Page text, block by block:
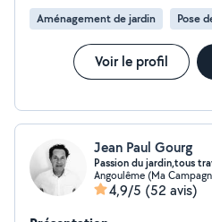
Aménagement de jardin
Pose
Voir le profil
Jean Paul Gourg
Passion du jardin,tous
Angoulême (Ma
4,9/5 (52 avis)